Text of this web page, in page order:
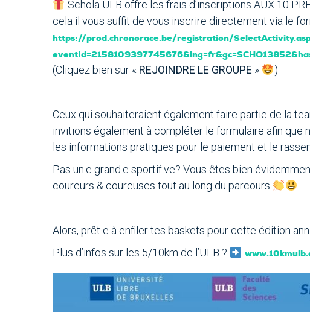
Schola ULB offre les frais d’inscriptions AUX 10
cela il vous suffit de vous inscrire directement via le
https://prod.chronorace.be/registration/
(Cliquez bien sur « REJOINDRE LE GROUPE » )
Ceux qui souhaiteraient également faire partie de la
invitions également à compléter le formulaire afin que
les informations pratiques pour le paiement et le
Pas un.e grand.e sportif.ve? Vous êtes bien
coureurs & coureuses tout au long du parcours
Alors, prêt·e à enfiler tes baskets pour cette édition
Plus d’infos sur les 5/10km de l’ULB ?